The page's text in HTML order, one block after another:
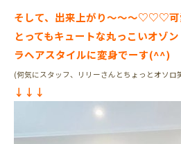
そして、出来上がり～～～♡♡♡可
とってもキュートな丸っこいオゾ
ラヘアスタイルに変身でーす(^^)
(何気にスタッフ、リリーさんとちょっとオソロ
↓↓↓